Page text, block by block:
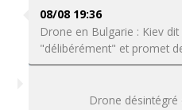
08/08 19:36
Drone en Bulgarie : Kiev
"délibérément" et promet
Drone